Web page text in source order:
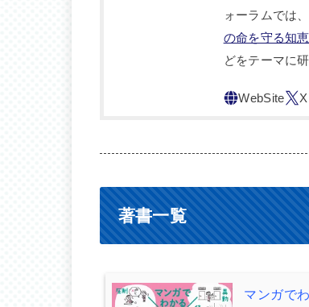
ォーラムでは
の命を守る知恵
どをテーマに
著書一覧
マンガで